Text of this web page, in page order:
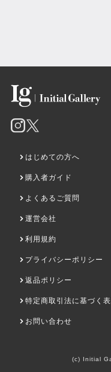
夜の銀座並木通り
¥85,800
¥104,500
はじめての方へ
購入者ガイド
よくあるご質問
運営会社
利用規約
プライバシーポリシー
返品ポリシー
特定商取引法に基づく
お問い合わせ
(c) Initial